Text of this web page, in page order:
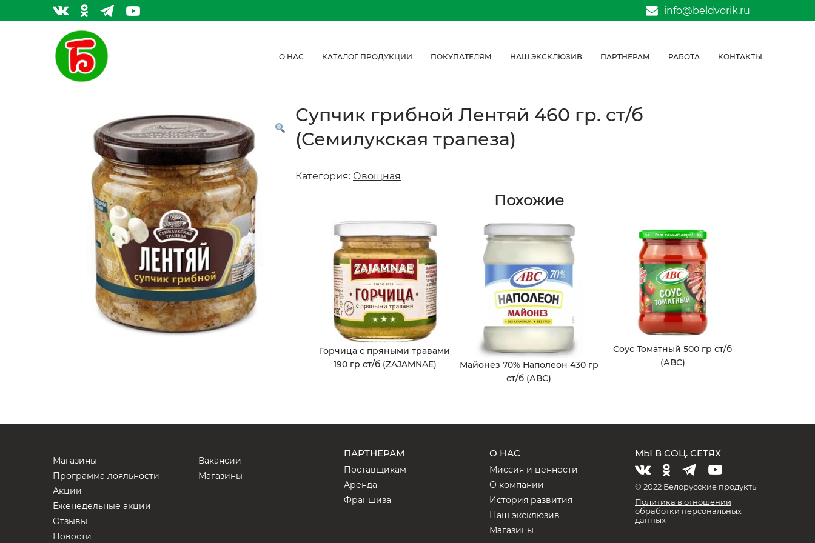
info@beldvorik.ru
О НАС КАТАЛОГ ПРОДУКЦИИ ПОКУПАТЕЛЯМ НАШ ЭКСКЛЮЗИВ ПАРТНЕРАМ РАБОТА КОНТАКТЫ
Супчик грибной Лентяй 460 гр. ст/б
(Семилукская трапеза)
Категория: Овощная
Похожие
Горчица с пряными травами
190 гр ст/б (ZAJAMNAE)
Майонез 70% Наполеон 430 гр
ст/б (АВС)
Соус Томатный 500 гр ст/б
(АВС)
Магазины
Программа лояльности
Акции
Еженедельные акции
Отзывы
Новости
Вакансии
Магазины
ПАРТНЕРАМ
Поставщикам
Аренда
Франшиза
О НАС
Миссия и ценности
О компании
История развития
Наш эксклюзив
Магазины
МЫ В СОЦ. СЕТЯХ
© 2022 Белорусские продукты
Политика в отношении
обработки персональных
данных